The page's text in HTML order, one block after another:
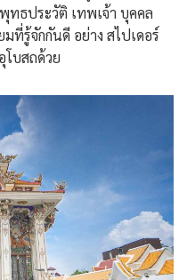
ทธประวัติ เทพเจ้า บุคคล
ที่รู้จักกันดี อย่าง สไปเดอร์
บสถด้วย